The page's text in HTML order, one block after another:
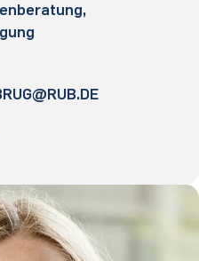
​RUB.​DE